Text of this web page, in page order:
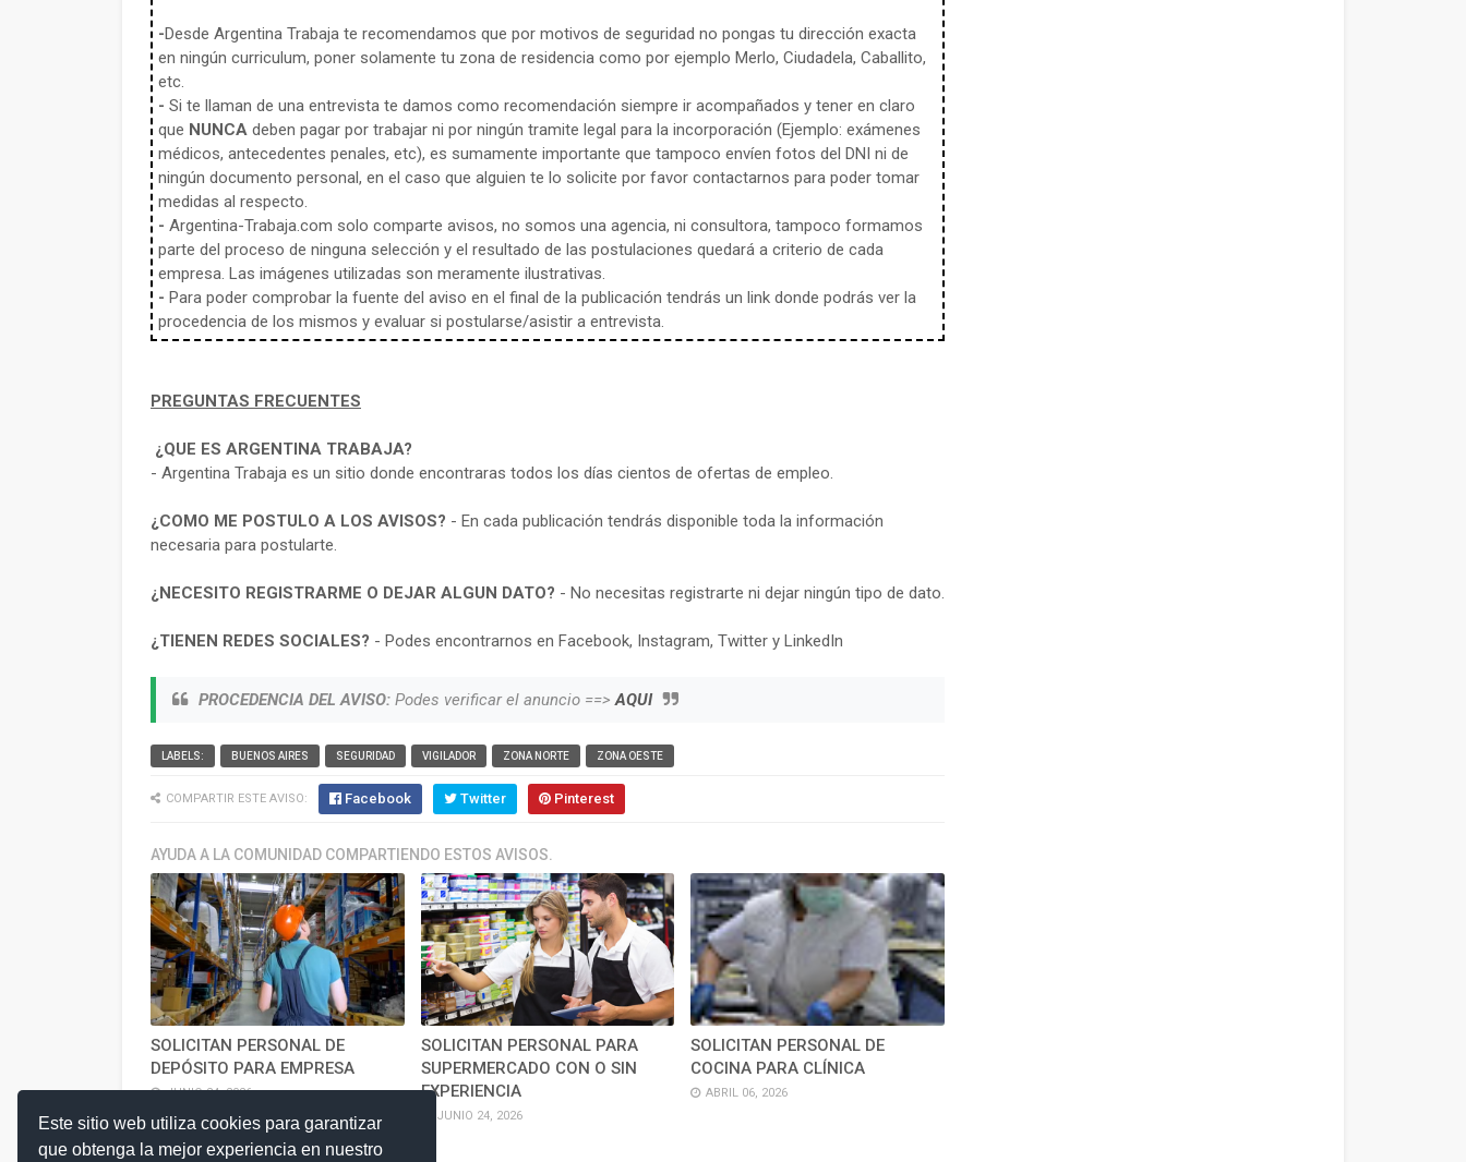
Este sitio web utiliza cookies para garantizar
que obtenga la mejor experiencia en nuestro
-Desde Argentina Trabaja te recomendamos que por motivos de seguridad no pongas tu dirección exacta
en ningún curriculum, poner solamente tu zona de residencia como por ejemplo Merlo, Ciudadela, Caballito,
etc.
- Si te llaman de una entrevista te damos como recomendación siempre ir acompañados y tener en claro
que NUNCA deben pagar por trabajar ni por ningún tramite legal para la incorporación (Ejemplo: exámenes
médicos, antecedentes penales, etc), es sumamente importante que tampoco envíen fotos del DNI ni de
ningún documento personal, en el caso que alguien te lo solicite por favor contactarnos para poder tomar
medidas al respecto.
- Argentina-Trabaja.com solo comparte avisos, no somos una agencia, ni consultora, tampoco formamos
parte del proceso de ninguna selección y el resultado de las postulaciones quedará a criterio de cada
empresa. Las imágenes utilizadas son meramente ilustrativas.
- Para poder comprobar la fuente del aviso en el final de la publicación tendrás un link donde podrás ver la
procedencia de los mismos y evaluar si postularse/asistir a entrevista.
PREGUNTAS FRECUENTES
¿QUE ES ARGENTINA TRABAJA?
- Argentina Trabaja es un sitio donde encontraras todos los días cientos de ofertas de empleo.
¿COMO ME POSTULO A LOS AVISOS? - En cada publicación tendrás disponible toda la información
necesaria para postularte.
¿NECESITO REGISTRARME O DEJAR ALGUN DATO? - No necesitas registrarte ni dejar ningún tipo de dato.
¿TIENEN REDES SOCIALES? - Podes encontrarnos en Facebook, Instagram, Twitter y LinkedIn
PROCEDENCIA DEL AVISO: Podes verificar el anuncio ==>AQUI
LABELS: BUENOS AIRES SEGURIDAD VIGILADOR ZONA NORTE ZONA OESTE
COMPARTIR ESTE AVISO: Facebook Twitter Pinterest
AYUDA A LA COMUNIDAD COMPARTIENDO ESTOS AVISOS.
SOLICITAN PERSONAL DE
DEPÓSITO PARA EMPRESA
JUNIO 24, 2026
SOLICITAN PERSONAL PARA
SUPERMERCADO CON O SIN
EXPERIENCIA
JUNIO 24, 2026
SOLICITAN PERSONAL DE
COCINA PARA CLÍNICA
ABRIL 06, 2026